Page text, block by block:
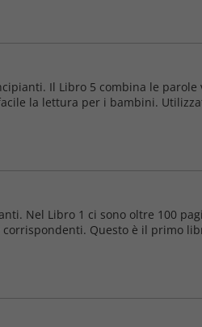
Il Libro 5 combina le
la lettura per i bambini.
Nel Libro 1 ci sono oltre 100
Questo è il primo